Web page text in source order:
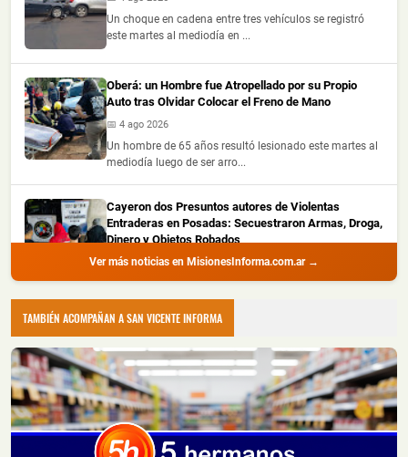
Un choque en cadena entre tres vehículos se registró
este martes al mediodía en ...
Oberá: un Hombre fue Atropellado por su Propio
Auto tras Olvidar Colocar el Freno de Mano
📅 4 ago 2026
Un hombre de 65 años resultó lesionado este martes al
mediodía luego de ser arro...
Cayeron dos Presuntos autores de Violentas
Entraderas en Posadas: Secuestraron Armas, Droga,
Dinero y Objetos Robados
📅 4 ago 2026
La Policía de Misiones detuvo a dos hombres con
amplio prontuario durante un all...
Recuperaron Herramientas Robadas y Detuvieron a
un Joven en Oberá
📅 4 ago 2026
La Policía de Misiones recuperó una hidrolavadora y
una motoguadaña que habían s...
Ver más noticias en MisionesInforma.com.ar →
TAMBIÉN ACOMPAÑAN A SAN VICENTE INFORMA